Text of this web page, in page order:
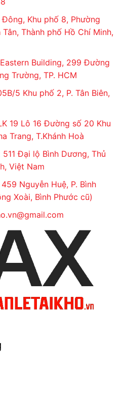
viên nhiều kinh nghiệm đến
ra giải pháp không gian
QUỐC: Nhanh chóng cẩn
phíđến nhiều nơi trên cả
KB22AVNvới vẻ ngoài
đáp ứng từng nhu cầu cơ
nghiệm tiện nghi. Bên cạnh
sở hữu ngay bệt INAX này
0% chỉ có tại
Đại lý INAX
SINH INAX BÁN LẺ
- Đại lý INAX chuyên
thiết bị vệ sinh INAX
lượng uy tín số 1 tại Việt
xứ - Chính sách bảo
- Hỗ trợ khách hàng
Khu phố 8, Phường
Thành phố Hồ Chí Minh,
Building, 299 Đường
Trường, TP. HCM
5 Khu phố 2, P. Tân Biên,
19 Lô 16 Đường số 20 Khu
Trang, T.Khánh Hoà
511 Đại lộ Bình Dương, Thủ
Việt Nam
459 Nguyễn Huệ, P. Bình
Xoài, Bình Phước cũ)